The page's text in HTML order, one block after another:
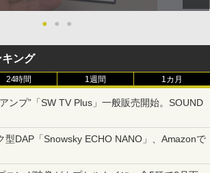
● ● ●
ング
24時間 1週間 1カ月
ンプ”「SW TV Plus」一般販売開始。SOUND
型DAP「Snowsky ECHO NANO」、Amazonで